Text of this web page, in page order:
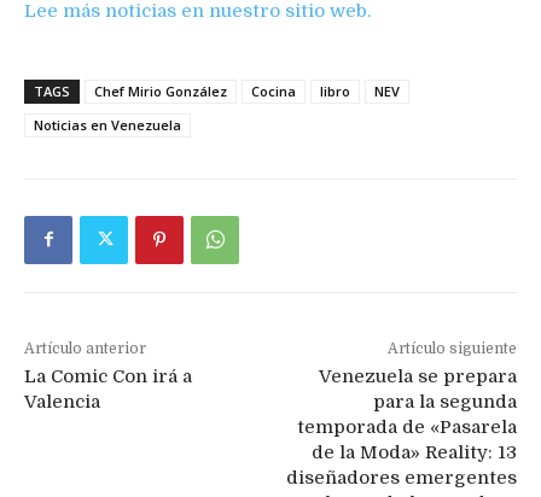
Lee más noticias en nuestro sitio web.
TAGS Chef Mirio González Cocina libro
NEV
Noticias en Venezuela
Artículo anterior
La Comic Con irá a
Valencia
Artículo siguiente
Venezuela se prepara
para la segunda
temporada de «Pasarela
de la Moda» Reality: 13
diseñadores emergentes